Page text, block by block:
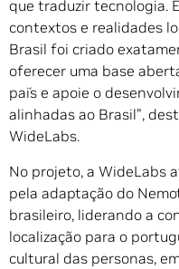
que traduzir tecnologia.
contextos e realidades
Brasil foi criado
oferecer uma base
país e apoie o
alinhadas ao Brasil”,
WideLabs.
No projeto, a WideLabs
pela adaptação do
brasileiro, liderando a
localização para o
cultural das personas,